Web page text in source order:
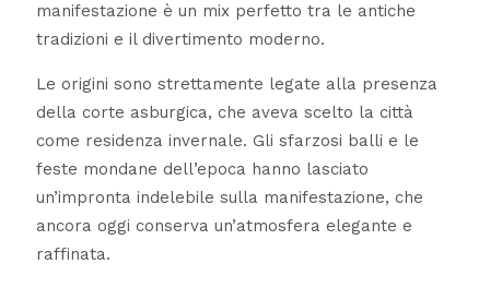
manifestazione è un mix perfetto tra le antiche
tradizioni e il divertimento moderno.
Le origini sono strettamente legate alla presenza
della corte asburgica, che aveva scelto la città
come residenza invernale. Gli sfarzosi balli e le
feste mondane dell’epoca hanno lasciato
un’impronta indelebile sulla manifestazione, che
ancora oggi conserva un’atmosfera elegante e
raffinata.